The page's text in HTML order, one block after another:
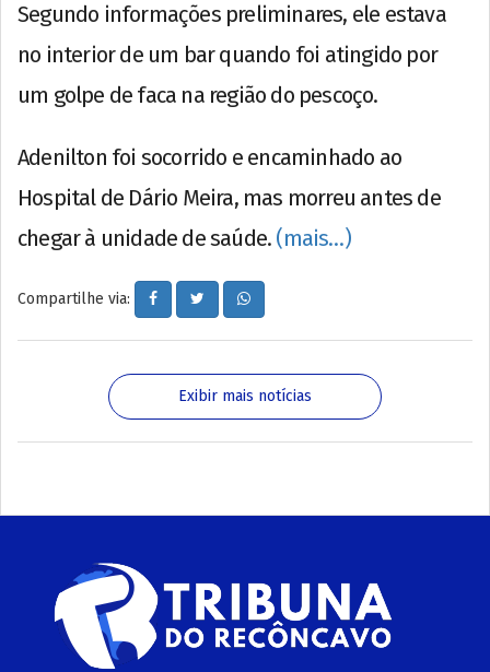
Segundo informações preliminares, ele estava
no interior de um bar quando foi atingido por
um golpe de faca na região do pescoço.
Adenilton foi socorrido e encaminhado ao
Hospital de Dário Meira, mas morreu antes de
chegar à unidade de saúde. (mais…)
Compartilhe via:
Exibir mais notícias